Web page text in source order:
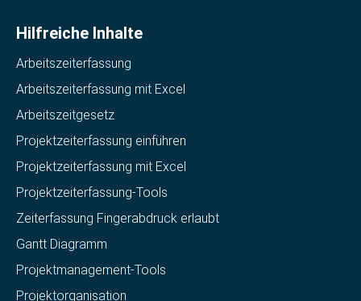
Hilfreiche Inhalte
Arbeitszeiterfassung
Arbeitszeiterfassung mit Excel
Arbeitszeitgesetz
Projektzeiterfassung einführen
Projektzeiterfassung mit Excel
Projektzeiterfassung-Tools
Zeiterfassung Fingerabdruck erlaubt
Gantt Diagramm
Projektmanagement-Tools
Projektorganisation